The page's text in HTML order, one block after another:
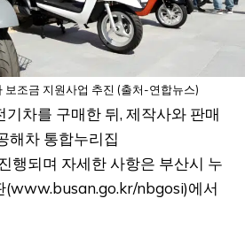
보조금 지원사업 추진 (출처-연합뉴스)
차를 구매한 뒤, 제작사와 판매
해차 통합누리집
행되며 자세한 사항은 부산시 누
(www.busan.go.kr/nbgosi)에서